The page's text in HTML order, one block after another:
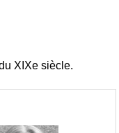
XIXe siècle.